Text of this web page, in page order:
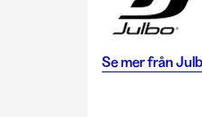
Se mer från